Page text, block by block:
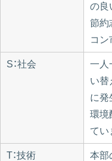
の良
節約
コン
S：社会
一人
い替
に発
環境
てい
T：技術
本部